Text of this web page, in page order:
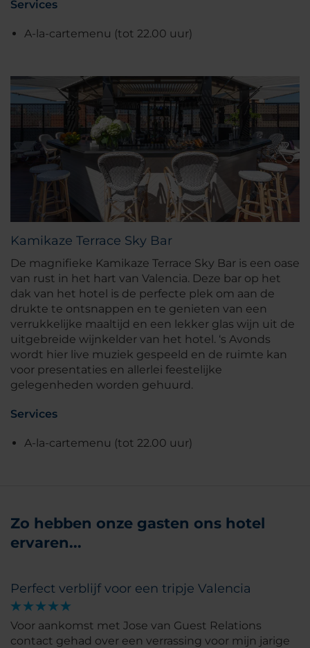
Services
A-la-cartemenu (tot 22.00 uur)
Kamikaze Terrace Sky Bar
De magnifieke Kamikaze Terrace Sky Bar is een oase
van rust in het hart van Valencia. Deze bar op het
dak van het hotel is de perfecte plek om aan de
drukte te ontsnappen en te genieten van een
verrukkelijke maaltijd en een lekker glas wijn uit de
uitgebreide wijnkelder van het hotel. ‘s Avonds
wordt hier live muziek gespeeld en de ruimte kan
voor presentaties en allerlei feestelijke
gelegenheden worden gehuurd.
Services
A-la-cartemenu (tot 22.00 uur)
Zo hebben onze gasten ons hotel
ervaren...
Perfect verblijf voor een tripje Valencia
Voor aankomst met Jose van Guest Relations
contact gehad over een verrassing voor mijn jarige